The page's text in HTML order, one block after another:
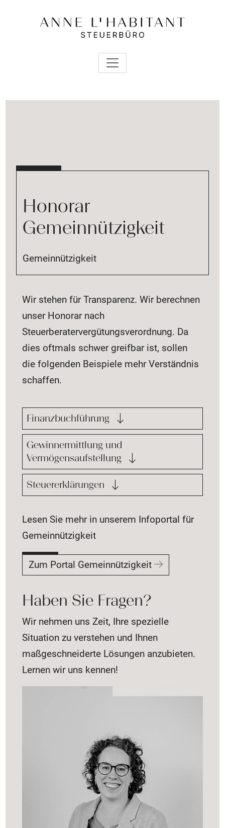
Honorar
Gemeinnützigkeit
Gemeinnützigkeit
Wir stehen für Transparenz. Wir berechnen
unser Honorar nach
Steuerberatervergütungsverordnung. Da
dies oftmals schwer greifbar ist, sollen
die folgenden Beispiele mehr Verständnis
schaffen.
Finanzbuchführung
Gewinnermittlung und
Vermögensaufstellung
Steuererklärungen
Lesen Sie mehr in unserem Infoportal für
Gemeinnützigkeit
Zum Portal Gemeinnützigkeit
Haben Sie Fragen?
Wir nehmen uns Zeit, Ihre spezielle
Situation zu verstehen und Ihnen
maßgeschneiderte Lösungen anzubieten.
Lernen wir uns kennen!